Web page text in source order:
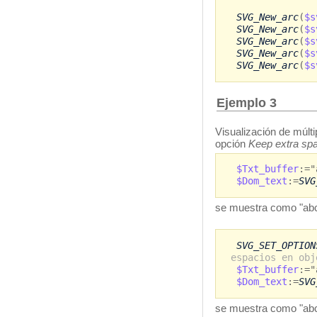
SVG_New_arc(
SVG_New_arc(
SVG_New_arc(
SVG_New_arc(
SVG_New_arc(
Ejemplo 3
Visualización de
opción Keep extra
$Txt_buffer
$Dom_text :=
se muestra como
espacios en
$Txt_buffer
$Dom_text :=
se muestra como